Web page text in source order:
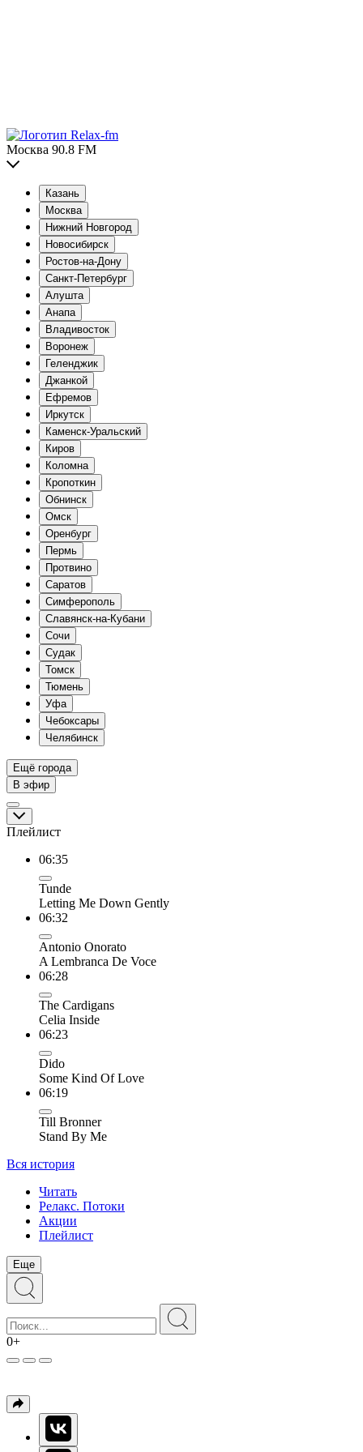
Москва 90.8 FM
Казань
Москва
Нижний Новгород
Новосибирск
Ростов-на-Дону
Санкт-Петербург
Алушта
Анапа
Владивосток
Воронеж
Геленджик
Джанкой
Ефремов
Иркутск
Каменск-Уральский
Киров
Коломна
Кропоткин
Обнинск
Омск
Оренбург
Пермь
Протвино
Саратов
Симферополь
Славянск-на-Кубани
Сочи
Судак
Томск
Тюмень
Уфа
Чебоксары
Челябинск
Ещё города
В эфир
Плейлист
06:35
Tunde
Letting Me Down Gently
06:32
Antonio Onorato
A Lembranca De Voce
06:28
The Cardigans
Celia Inside
06:23
Dido
Some Kind Of Love
06:19
Till Bronner
Stand By Me
Вся история
Читать
Релакс. Потоки
Акции
Плейлист
Еще
0+